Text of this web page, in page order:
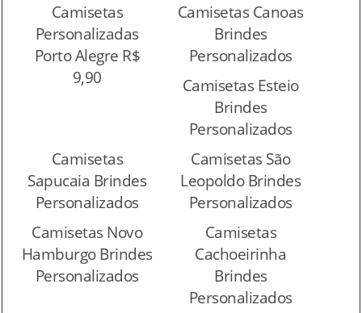
Camisetas
Personalizadas
Porto Alegre R$
9,90
Camisetas Canoas
Brindes
Personalizados
Camisetas Esteio
Brindes
Personalizados
Camisetas
Sapucaia Brindes
Personalizados
Camisetas São
Leopoldo Brindes
Personalizados
Camisetas Novo
Hamburgo Brindes
Personalizados
Camisetas
Cachoeirinha
Brindes
Personalizados